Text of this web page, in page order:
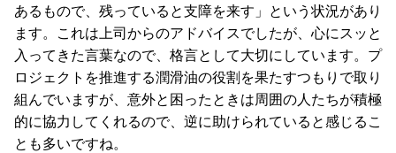
あるもので、残っていると支障を来す」という状況があり
ます。これは上司からのアドバイスでしたが、心にスッと
入ってきた言葉なので、格言として大切にしています。プ
ロジェクトを推進する潤滑油の役割を果たすつもりで取り
組んでいますが、意外と困ったときは周囲の人たちが積極
的に協力してくれるので、逆に助けられていると感じるこ
とも多いですね。